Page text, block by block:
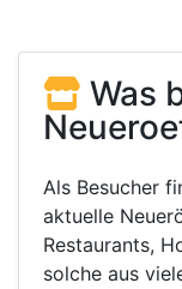
Was
Als Besucher
aktuelle
Restaurants,
solche aus